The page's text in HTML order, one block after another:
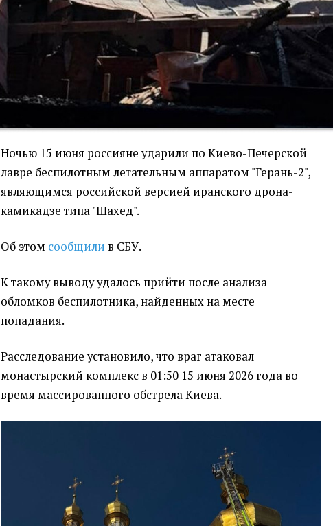
Ночью 15 июня россияне ударили по Киево-Печерской
лавре беспилотным летательным аппаратом "Герань-2",
являющимся российской версией иранского дрона-
камикадзе типа "Шахед".
Об этом сообщили в СБУ.
К такому выводу удалось прийти после анализа
обломков беспилотника, найденных на месте
попадания.
Расследование установило, что враг атаковал
монастырский комплекс в 01:50 15 июня 2026 года во
время массированного обстрела Киева.